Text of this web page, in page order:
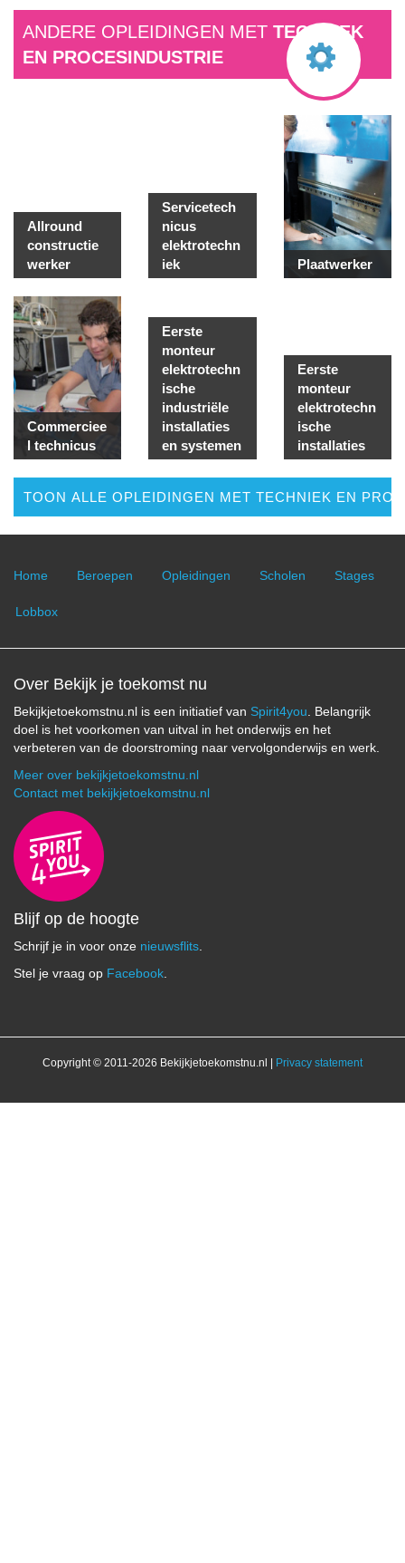
ANDERE OPLEIDINGEN MET TECHNIEK
EN PROCESINDUSTRIE
Allround
constructie
werker
Servicetech
nicus
elektrotechn
iek
Plaatwerker
Commerciee
l technicus
Eerste
monteur
elektrotechn
ische
industriële
installaties
en systemen
Eerste
monteur
elektrotechn
ische
installaties
TOON ALLE OPLEIDINGEN MET TECHNIEK EN
Home Beroepen Opleidingen Scholen Stages
Lobbox
Over Bekijk je toekomst nu
Bekijkjetoekomstnu.nl is een initiatief van Spirit4you . Belangrijk
doel is het voorkomen van uitval in het onderwijs en het
verbeteren van de doorstroming naar vervolgonderwijs en werk.
Meer over bekijkjetoekomstnu.nl
Contact met bekijkjetoekomstnu.nl
Blijf op de hoogte
Schrijf je in voor onze nieuwsflits
Stel je vraag op Facebook
Copyright © 2011-2026 Bekijkjetoekomstnu.nl | Privacy statement